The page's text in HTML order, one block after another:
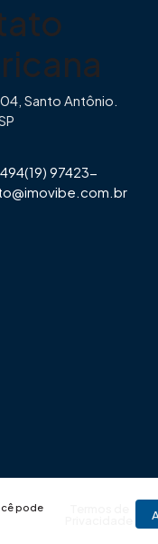
pode
Santo Antônio.
(19) 97423-